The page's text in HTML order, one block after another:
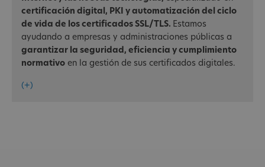
certificación digital, PKI y automatización del ciclo
de vida de los certificados SSL/TLS. Estamos
ayudando a empresas y administraciones públicas a
garantizar la seguridad, eficiencia y cumplimiento
normativo en la gestión de sus certificados digitales.
(+)